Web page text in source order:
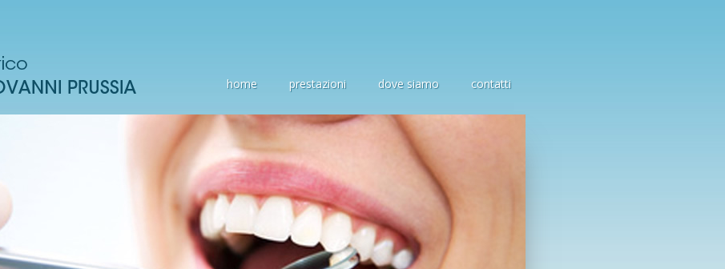
home prestazioni dove siamo contatti